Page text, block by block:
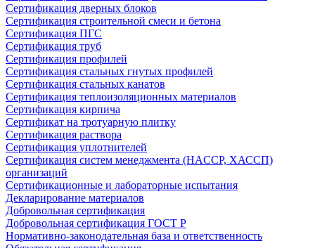
Сертификация дверных блоков
Сертификация строительной смеси и бетона
Сертификация ПГС
Сертификация труб
Сертификация профилей
Сертификация стальных гнутых профилей
Сертификация стальных канатов
Сертификация теплоизоляционных материалов
Сертификация кирпича
Сертификат на тротуарную плитку
Сертификация раствора
Сертификация уплотнителей
Сертификация систем менеджмента (HACCP, ХАССП)
организаций
Сертификационные и лабораторные испытания
Декларирование материалов
Добровольная сертификация
Добровольная сертификация ГОСТ Р
Нормативно-законодательная база и ответственность